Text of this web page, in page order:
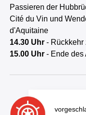
Passieren der
Cité du Vin und
d'Aquitaine
14.30 Uhr - Rückkehr
15.00 Uhr - Ende des